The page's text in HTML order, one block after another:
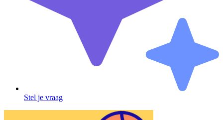
Stel je vraag